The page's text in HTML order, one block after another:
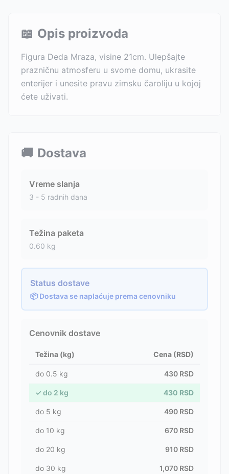
📖 Opis proizvoda
Figura Deda Mraza, visine 21cm. Ulepšajte
prazničnu atmosferu u svome domu, ukrasite
enterijer i unesite pravu zimsku čaroliju u kojoj
ćete uživati.
🚚 Dostava
Vreme slanja
3 - 5 radnih dana
Težina paketa
0.60 kg
Status dostave
📦 Dostava se naplaćuje prema cenovniku
Cenovnik dostave
Težina (kg) Cena (RSD)
do 0.5 kg 430 RSD
✓ do 2 kg 430 RSD
do 5 kg 490 RSD
do 10 kg 670 RSD
do 20 kg 910 RSD
do 30 kg 1,070 RSD